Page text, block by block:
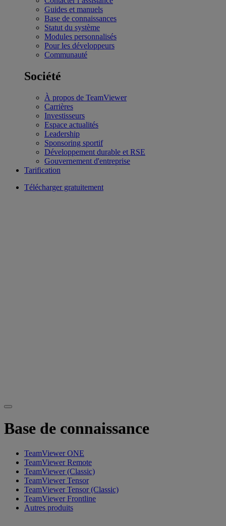
Guides et manuels
Base de connaissances
Statut du système
Modules personnalisés
Pour les développeurs
Communauté
Société
À propos de TeamViewer
Carrières
Investisseurs
Espace actualités
Leadership
Sponsoring sportif
Développement durable et RSE
Gouvernement d'entreprise
Tarification
Télécharger gratuitement
Base de connaissance
TeamViewer ONE
TeamViewer Remote
TeamViewer (Classic)
TeamViewer Tensor
TeamViewer Tensor (Classic)
TeamViewer Frontline
Autres produits